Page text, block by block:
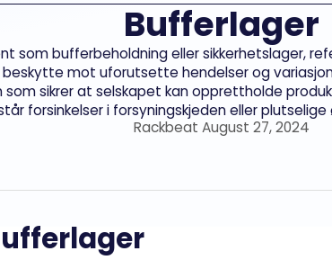
Bufferlager
som bufferbeholdning eller sikkerhetslager,
mot uforutsette hendelser og
som sikrer at selskapet kan opprettholde
forsinkelser i forsyningskjeden eller
Rackbeat August 27, 2024